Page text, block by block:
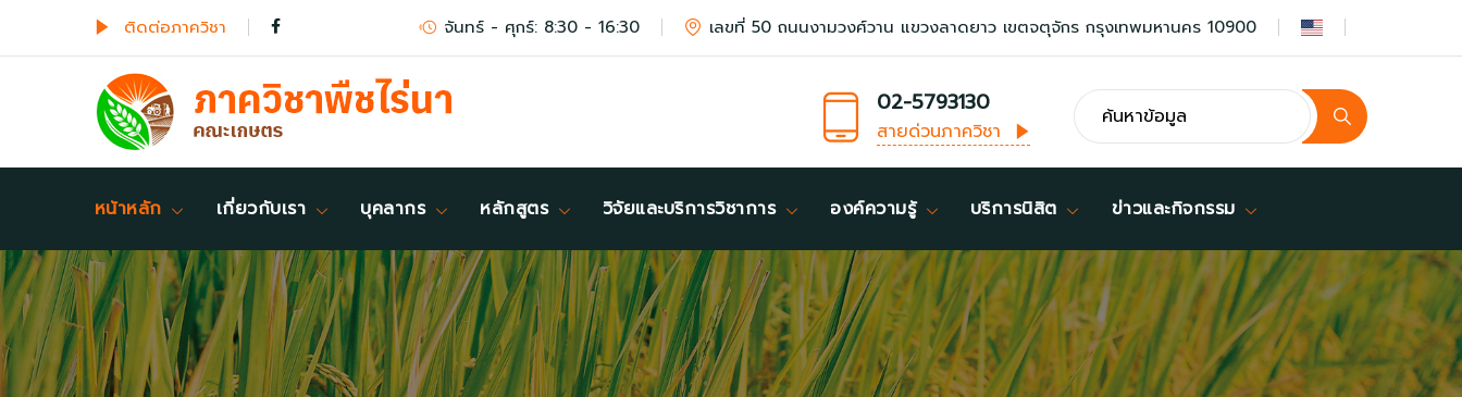
ติดต่อภาควิชา จันทร์ - ศุกร์: 8:30 - 16:30 เลขที่ 50 ถนนงามวงศ์วาน แขวงลาดยาว เขตจตุจักร กรุงเทพมหานคร 10900
02-5793130
สายด่วนภาควิชา
หน้าหลัก เกี่ยวกับเรา บุคลากร หลักสูตร วิจัยและบริการวิชาการ องค์ความรู้ บริการนิสิต ข่าวและกิจกรรม